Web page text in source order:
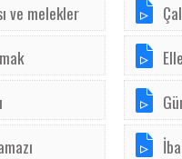
ve melekler